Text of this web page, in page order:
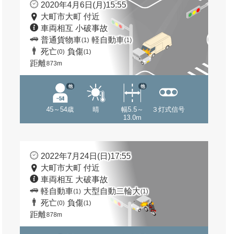
2020年4月6日(月)15:55
大町市大町 付近
車両相互 小破事故
普通貨物車(1) 軽自動車(1)
死亡(0) 負傷(1)
距離873m
45～54歳
他
晴
幅5.5～
13.0m
他
３灯式信号
2022年7月24日(日)17:55
大町市大町 付近
車両相互 大破事故
軽自動車(1) 大型自動二輪大(1)
死亡(0) 負傷(1)
距離878m